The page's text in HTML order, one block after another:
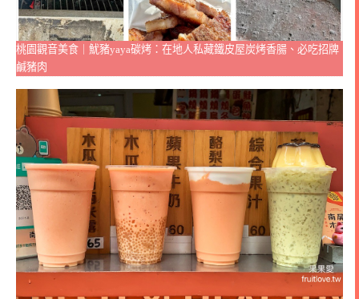
桃園觀音美食｜魷豬yaya碳烤：在地人私藏鐵皮屋炭烤香腸、必吃招牌
鹹豬肉